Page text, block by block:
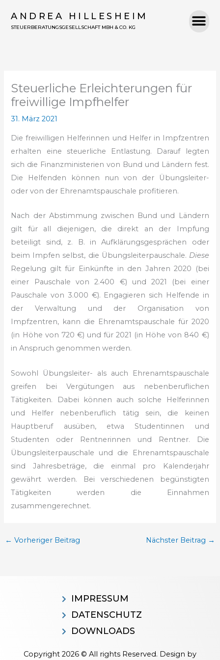
InhaltANDREA HILLESHEIM
STEUERBERATUNGSGESELLSCHAFT MBH & CO. KG
Steuerliche Erleichterungen für
freiwillige Impfhelfer
31. März 2021
Die freiwilligen Helferinnen und Helfer in Impfzentren
erhalten eine steuerliche Entlastung. Darauf legten
sich die Finanzministerien von Bund und Ländern fest.
Die Helfenden können nun von der Übungsleiter-
oder von der Ehrenamtspauschale profitieren.
Nach der Abstimmung zwischen Bund und Ländern
gilt für all diejenigen,die direkt an der Impfung
beteiligt sind, z. B. in Aufklärungsgesprächen oder
beim Impfen selbst, die Übungsleiterpauschale. Diese
Regelung giltfür Einkünfte in den Jahren 2020 (bei
einer Pauschale von 2.400 €) und 2021 (bei einer
Pauschale von 3.000 €). Engagieren sich Helfende in
der Verwaltung und der Organisation von
Impfzentren, kann die Ehrenamtspauschale für 2020
(in Höhe von 720 €) und für 2021 (in Höhe von 840 €)
in Anspruch genommen werden.
Sowohl Übungsleiter- als auch Ehrenamtspauschale
greifen bei Vergütungen aus nebenberuflichen
Tätigkeiten. Dabei können auch solche Helferinnen
und Helfer nebenberuflich tätig sein, die keinen
Hauptberuf ausüben,etwa Studentinnen und
Studenten oder Rentnerinnen und Rentner. Die
Übungsleiterpauschale und die Ehrenamtspauschale
sind Jahresbeträge, die einmal pro Kalenderjahr
gewährt werden. Bei verschiedenen begünstigten
Tätigkeiten werden die Einnahmen
zusammengerechnet.
← Vorheriger Beitrag Nächster Beitrag →
IMPRESSUM
DATENSCHUTZ
DOWNLOADS
Copyright 2026 © All rights Reserved. Design by